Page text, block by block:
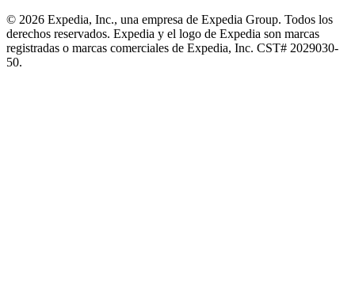
© 2026 Expedia, Inc., una empresa de Expedia Group. Todos los
derechos reservados. Expedia y el logo de Expedia son marcas
registradas o marcas comerciales de Expedia, Inc. CST# 2029030-
50.